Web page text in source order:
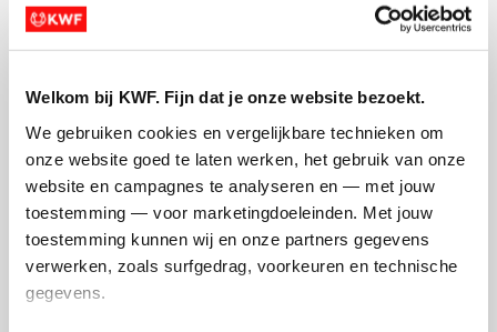
Welkom bij KWF. Fijn dat je onze website bezoekt.
We gebruiken cookies en vergelijkbare technieken om
onze website goed te laten werken, het gebruik van onze
website en campagnes te analyseren en — met jouw
toestemming — voor marketingdoeleinden. Met jouw
toestemming kunnen wij en onze partners gegevens
verwerken, zoals surfgedrag, voorkeuren en technische
gegevens.
€0 €450
Conor's badges